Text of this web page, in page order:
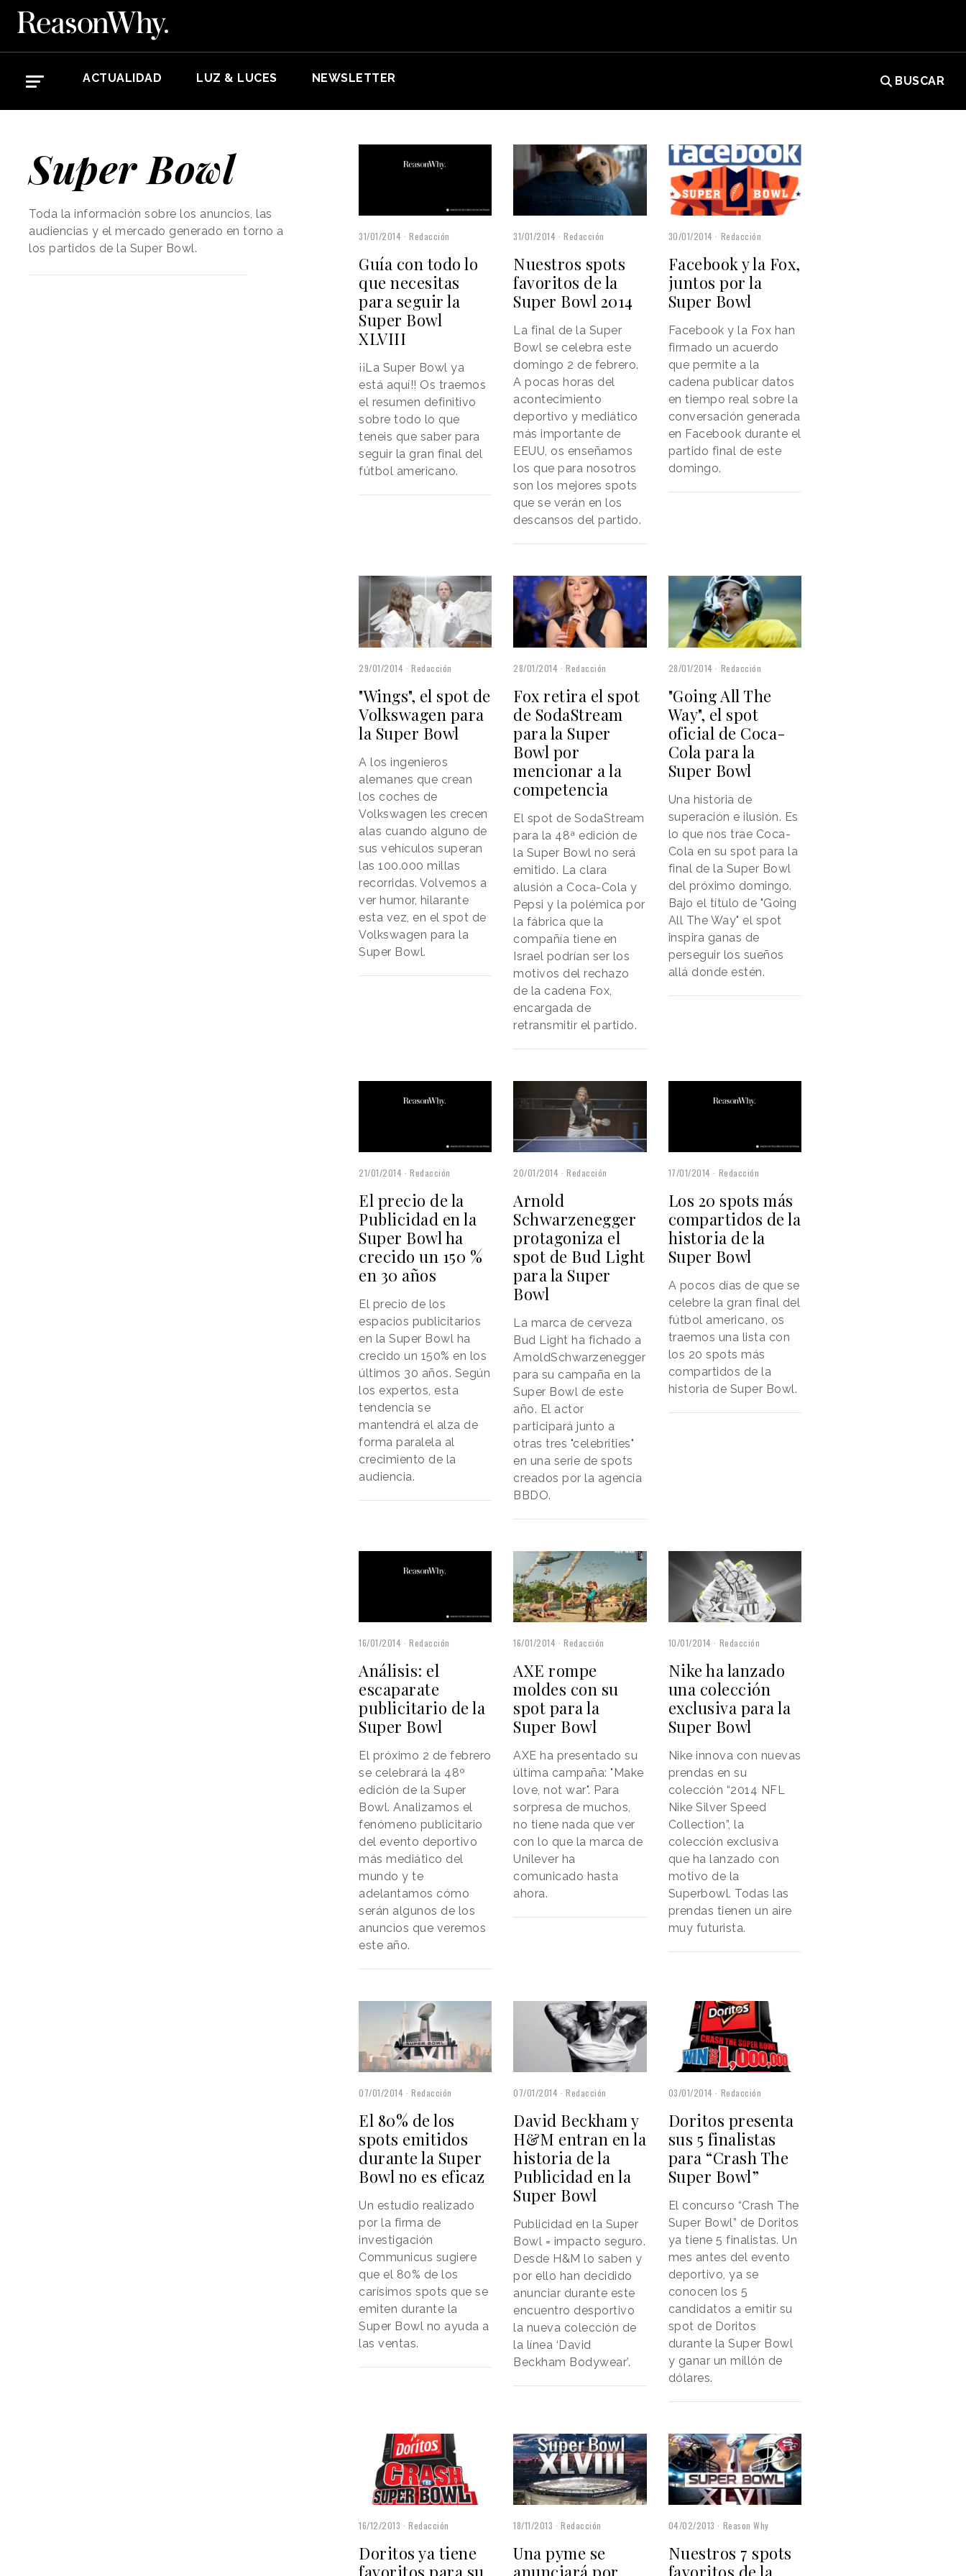
ACTUALIDAD LUZ & LUCES NEWSLETTER BUSCAR
Super Bowl
Toda la información sobre los anuncios, las
audiencias y el mercado generado en torno a
los partidos de la Super Bowl.
31/01/2014 Redacción
Guía con todo lo
que necesitas
para seguir la
Super Bowl
XLVIII
¡¡La Super Bowl ya
está aquí!! Os traemos
el resumen definitivo
sobre todo lo que
teneis que saber para
seguir la gran final del
fútbol americano.
31/01/2014 Redacción
Nuestros spots
favoritos de la
Super Bowl 2014
La final de la Super
Bowl se celebra este
domingo 2 de febrero.
A pocas horas del
acontecimiento
deportivo y mediático
más importante de
EEUU, os enseñamos
los que para nosotros
son los mejores spots
que se verán en los
descansos del partido.
30/01/2014 Redacción
Facebook y la Fox,
juntos por la
Super Bowl
Facebook y la Fox han
firmado un acuerdo
que permite a la
cadena publicar datos
en tiempo real sobre la
conversación generada
en Facebook durante el
partido final de este
domingo.
29/01/2014 Redacción
"Wings", el spot de
Volkswagen para
la Super Bowl
A los ingenieros
alemanes que crean
los coches de
Volkswagen les crecen
alas cuando alguno de
sus vehículos superan
las 100.000 millas
recorridas. Volvemos a
ver humor, hilarante
esta vez, en el spot de
Volkswagen para la
Super Bowl.
28/01/2014 Redacción
Fox retira el spot
de SodaStream
para la Super
Bowl por
mencionar a la
competencia
El spot de SodaStream
para la 48ª edición de
la Super Bowl no será
emitido. La clara
alusión a Coca-Cola y
Pepsi y la polémica por
la fábrica que la
compañía tiene en
Israel podrían ser los
motivos del rechazo
de la cadena Fox,
encargada de
retransmitir el partido.
28/01/2014 Redacción
"Going All The
Way", el spot
oficial de Coca-
Cola para la
Super Bowl
Una historia de
superación e ilusión. Es
lo que nos trae Coca-
Cola en su spot para la
final de la Super Bowl
del próximo domingo.
Bajo el título de "Going
All The Way" el spot
inspira ganas de
perseguir los sueños
allá donde estén.
21/01/2014 Redacción
El precio de la
Publicidad en la
Super Bowl ha
crecido un 150 %
en 30 años
El precio de los
espacios publicitarios
en la Super Bowl ha
crecido un 150% en los
últimos 30 años. Según
los expertos, esta
tendencia se
mantendrá el alza de
forma paralela al
crecimiento de la
audiencia.
20/01/2014 Redacción
Arnold
Schwarzenegger
protagoniza el
spot de Bud Light
para la Super
Bowl
La marca de cerveza
Bud Light ha fichado a
ArnoldSchwarzenegger
para su campaña en la
Super Bowl de este
año. El actor
participará junto a
otras tres "celebrities"
en una serie de spots
creados por la agencia
BBDO.
17/01/2014 Redacción
Los 20 spots más
compartidos de la
historia de la
Super Bowl
A pocos días de que se
celebre la gran final del
fútbol americano, os
traemos una lista con
los 20 spots más
compartidos de la
historia de Super Bowl.
16/01/2014 Redacción
Análisis: el
escaparate
publicitario de la
Super Bowl
El próximo 2 de febrero
se celebrará la 48º
edición de la Super
Bowl. Analizamos el
fenómeno publicitario
del evento deportivo
más mediático del
mundo y te
adelantamos cómo
serán algunos de los
anuncios que veremos
este año.
16/01/2014 Redacción
AXE rompe
moldes con su
spot para la
Super Bowl
AXE ha presentado su
última campaña: "Make
love, not war". Para
sorpresa de muchos,
no tiene nada que ver
con lo que la marca de
Unilever ha
comunicado hasta
ahora.
10/01/2014 Redacción
Nike ha lanzado
una colección
exclusiva para la
Super Bowl
Nike innova con nuevas
prendas en su
colección “2014 NFL
Nike Silver Speed
Collection”, la
colección exclusiva
que ha lanzado con
motivo de la
Superbowl. Todas las
prendas tienen un aire
muy futurista.
07/01/2014 Redacción
El 80% de los
spots emitidos
durante la Super
Bowl no es eficaz
Un estudio realizado
por la firma de
investigación
Communicus sugiere
que el 80% de los
carísimos spots que se
emiten durante la
Super Bowl no ayuda a
las ventas.
07/01/2014 Redacción
David Beckham y
H&M entran en la
historia de la
Publicidad en la
Super Bowl
Publicidad en la Super
Bowl = impacto seguro.
Desde H&M lo saben y
por ello han decidido
anunciar durante este
encuentro desportivo
la nueva colección de
la línea ‘David
Beckham Bodywear’.
03/01/2014 Redacción
Doritos presenta
sus 5 finalistas
para “Crash The
Super Bowl”
El concurso “Crash The
Super Bowl” de Doritos
ya tiene 5 finalistas. Un
mes antes del evento
deportivo, ya se
conocen los 5
candidatos a emitir su
spot de Doritos
durante la Super Bowl
y ganar un millón de
dólares.
16/12/2013 Redacción
Doritos ya tiene
18/11/2013 Redacción
Una pyme se
04/02/2013 Reason Why
Nuestros 7 spots